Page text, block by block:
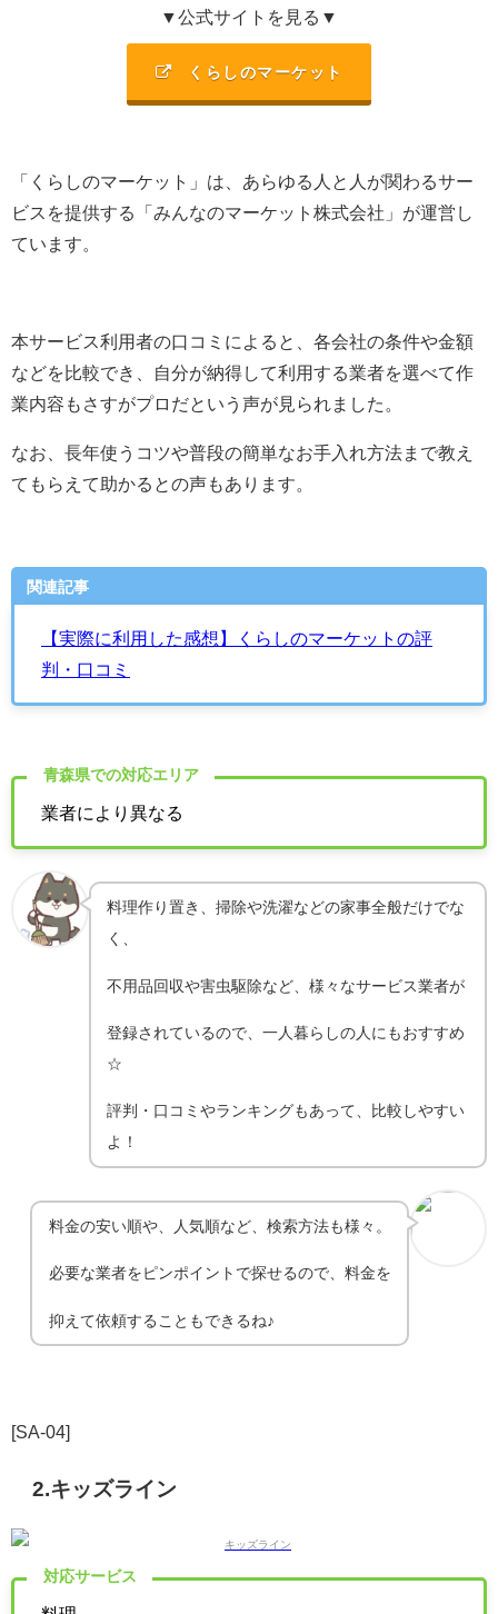
▼公式サイトを見る▼
くらしのマーケット
「くらしのマーケット」は、あらゆる人と人が関わるサー
ビスを提供する「みんなのマーケット株式会社」が運営し
ています。
本サービス利用者の口コミによると、各会社の条件や金額
などを比較でき、自分が納得して利用する業者を選べて作
業内容もさすがプロだという声が見られました。
なお、長年使うコツや普段の簡単なお手入れ方法まで教え
てもらえて助かるとの声もあります。
関連記事
【実際に利用した感想】くらしのマーケットの評
判・口コミ
青森県での対応エリア
業者により異なる
料理作り置き、掃除や洗濯などの家事全般だけでな
く、
不用品回収や害虫駆除など、様々なサービス業者が
登録されているので、一人暮らしの人にもおすすめ
☆
評判・口コミやランキングもあって、比較しやすい
よ！
料金の安い順や、人気順など、検索方法も様々。
必要な業者をピンポイントで探せるので、料金を
抑えて依頼することもできるね♪
[SA-04]
2.キッズライン
対応サービス